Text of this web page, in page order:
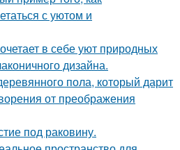
с уютом и
в себе уют природных
дизайна.
пола, который дарит
от преображения
под раковину.